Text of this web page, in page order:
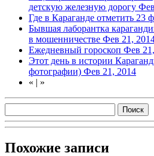
детскую железную дорогу
Где в Караганде отметить 23
Бывшая лаборантка
в мошенничестве Фев 21,
Ежедневный гороскоп Фев
Этот день в истории
фотографии) Фев 21, 2014
« | »
Похожие записи